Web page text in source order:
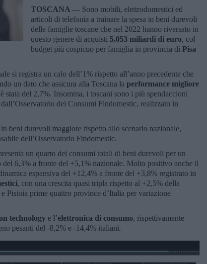
TOSCANA — Sono mobili, elettrodomestici ed
articoli di telefonia a trainare la spesa in beni durevoli
delle famiglie toscane che nel 2022 hanno riversato in
questo genere di acquisti 5,053 miliardi di euro, col
budget più cospicuo per famiglia in provincia di Pisa
si registra un calo dell’1% rispetto all’anno precedente che
un dato che assicura alla Toscana la performance migliore
stata del 2,7%. Insomma, i toscani sono i più spendaccioni
dei Consumi Findomestic, realizzato in
beni durevoli maggiore rispetto allo scenario nazionale,
dell’Osservatorio Findomestic.
un quarto dei consumi totali di beni durevoli per un
6,3% a fronte del +5,1% nazionale. Molto positivo anche il
espansiva del +12,4% a fronte del +3,8% registrato in
, con una crescita quasi tripla rispetto al +2,5% della
Pistoia prime quattro province d’Italia per variazione
technology e l’elettronica di consumo, rispettivamente
pesanti del -8,2% e -14,4% italiani.